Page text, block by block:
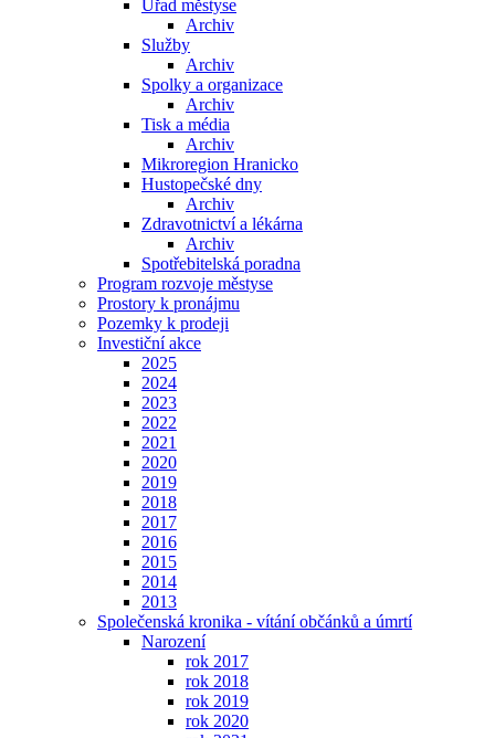
Úřad městyse
Archiv
Služby
Archiv
Spolky a organizace
Archiv
Tisk a média
Archiv
Mikroregion Hranicko
Hustopečské dny
Archiv
Zdravotnictví a lékárna
Archiv
Spotřebitelská poradna
Program rozvoje městyse
Prostory k pronájmu
Pozemky k prodeji
Investiční akce
2025
2024
2023
2022
2021
2020
2019
2018
2017
2016
2015
2014
2013
Společenská kronika - vítání občánků a úmrtí
Narození
rok 2017
rok 2018
rok 2019
rok 2020